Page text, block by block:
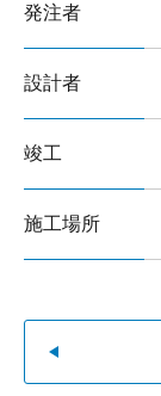
発注者
設計者
竣工
施工場所